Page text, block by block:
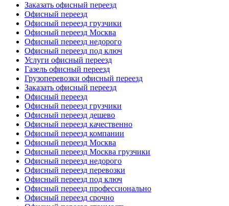
Заказать офисный переезд
Офисный переезд
Офисный переезд грузчики
Офисный переезд Москва
Офисный переезд недорого
Офисный переезд под ключ
Услуги офисный переезд
Газель офисный переезд
Грузоперевозки офисный переезд
Заказать офисный переезд
Офисный переезд
Офисный переезд грузчики
Офисный переезд дешево
Офисный переезд качественно
Офисный переезд компании
Офисный переезд Москва
Офисный переезд Москва грузчики
Офисный переезд недорого
Офисный переезд перевозки
Офисный переезд под ключ
Офисный переезд профессионально
Офисный переезд срочно